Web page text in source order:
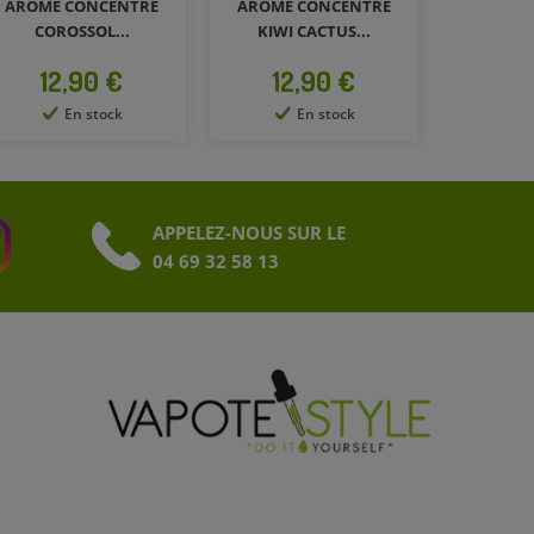
ARÔME CONCENTRÉ
KIWI CACTUS...
Prix
12,90 €
En stock
APPELEZ-NOUS SUR LE
04 69 32 58 13